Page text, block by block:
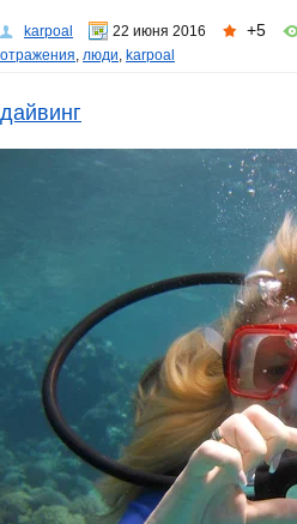
karpoal 22 июня 2016 +5
отражения, люди, karpoal
дайвинг